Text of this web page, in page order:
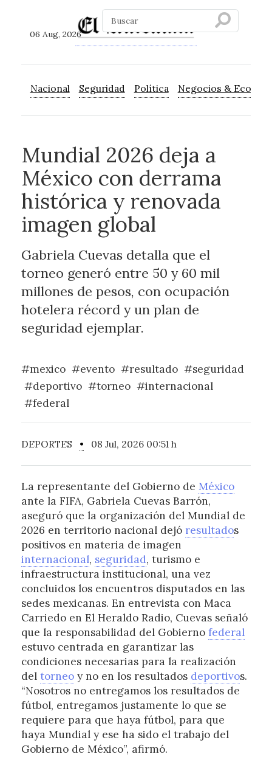
06 Aug, 2026
Nacional Seguridad Política Negocios &
Mundial 2026 deja a
México con derrama
histórica y renovada
imagen global
Gabriela Cuevas detalla que el
torneo generó entre 50 y 60 mil
millones de pesos, con ocupación
hotelera récord y un plan de
seguridad ejemplar.
#mexico #evento #resultado #seguridad
#deportivo #torneo #internacional
#federal
DEPORTES • 08 Jul, 2026 00:51 h
La representante del Gobierno de México
ante la FIFA, Gabriela Cuevas Barrón,
aseguró que la organización del Mundial de
2026 en territorio nacional dejó resultados
positivos en materia de imagen
internacional, seguridad, turismo e
infraestructura institucional, una vez
concluidos los encuentros disputados en las
sedes mexicanas. En entrevista con Maca
Carriedo en El Heraldo Radio, Cuevas señaló
que la responsabilidad del Gobierno federal
estuvo centrada en garantizar las
condiciones necesarias para la realización
del torneoy no en los resultados deportivos.
“Nosotros no entregamos los resultados de
fútbol, entregamos justamente lo que se
requiere para que haya fútbol, para que
haya Mundial y ese ha sido el trabajo del
Gobierno de México”, afirmó.